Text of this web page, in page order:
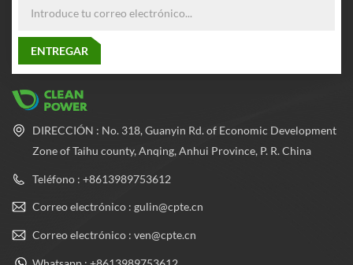
DIRECCIÓN : No. 318, Guanyin Rd. of Economic Development
Zone of Taihu county, Anqing, Anhui Province, P. R. China
Teléfono : +8613989753612
Correo electrónico : gulin@cpte.cn
Correo electrónico : ven@cpte.cn